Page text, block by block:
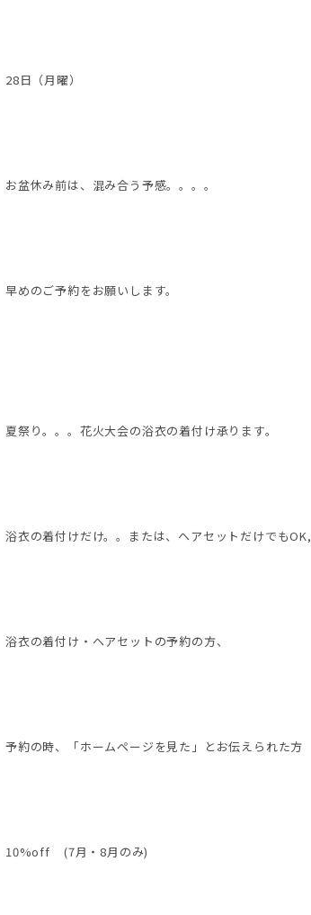
28日（月曜）
お盆休み前は、混み合う予感。。。。
早めのご予約をお願いします。
夏祭り。。。花火大会の浴衣の着付け承ります。
浴衣の着付けだけ。。または、ヘアセットだけでもOK,
浴衣の着付け・ヘアセットの予約の方、
予約の時、「ホームページを見た」とお伝えられた方
10%off (7月・8月のみ)